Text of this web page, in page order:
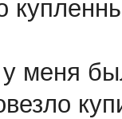
меня